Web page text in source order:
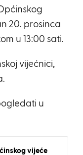
20. prosinca
u 13:00 sati.
vijećnici,
u
vijeće